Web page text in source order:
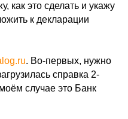
как это сделать и укажу
к декларации
. Во-первых, нужно
справка 2-
случае это Банк